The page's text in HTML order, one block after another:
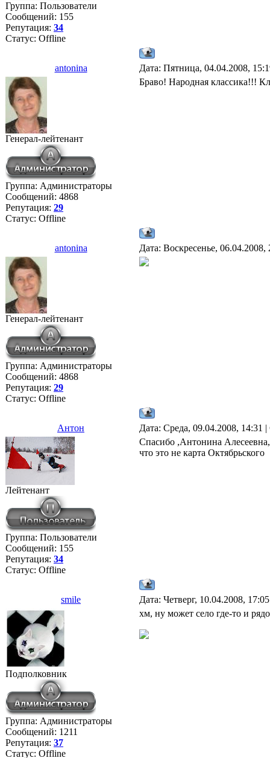
Группа: Пользователи
Сообщений: 155
Репутация: 34
Статус: Offline
antonina Дата: Пятница, 04.04.2008,
Генерал-лейтенант
Группа: Администраторы
Сообщений: 4868
Репутация: 29
Статус: Offline
Браво! Народная классика!!!
antonina Дата: Воскресенье,
Генерал-лейтенант
Группа: Администраторы
Сообщений: 4868
Репутация: 29
Статус: Offline
Антон Дата: Среда, 09.04.2008, 14:31
Лейтенант
Группа: Пользователи
Сообщений: 155
Репутация: 34
Статус: Offline
Спасибо ,Антонина Алесеевна,
что это не карта Октябрьского
smile Дата: Четверг, 10.04.2008,
Подполковник
Группа: Администраторы
Сообщений: 1211
Репутация: 37
Статус: Offline
хм, ну может село где-то и